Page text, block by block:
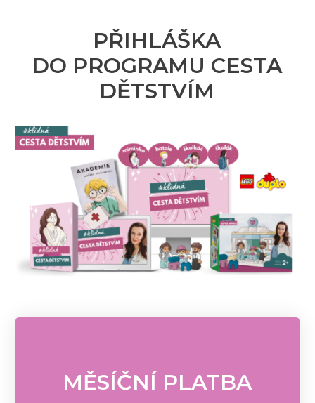
PŘIHLÁŠKA
DO PROGRAMU CESTA
DĚTSTVÍM
MĚSÍČNÍ PLATBA